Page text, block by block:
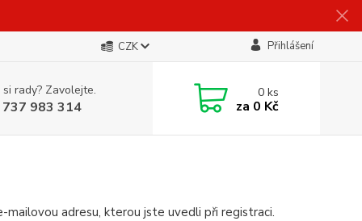
CZK Přihlášení
rady? Zavolejte.
983 314
0ks
za 0 Kč
adresu, kterou jste uvedli při registraci.